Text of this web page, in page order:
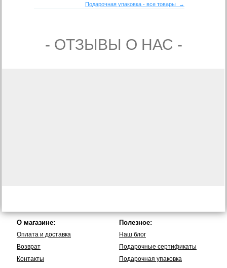
Подарочная упаковка - все товары →
- ОТЗЫВЫ О НАС -
О магазине:
Оплата и доставка
Возврат
Контакты
Полезное:
Наш блог
Подарочные сертификаты
Подарочная упаковка